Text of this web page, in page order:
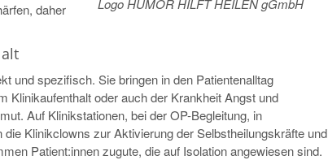
Logo HUMOR HILFT HEILEN gGmbH
daher
und spezifisch. Sie bringen in den Patientenalltag
Klinikaufenthalt oder auch der Krankheit Angst und
Auf Klinikstationen, bei der OP-Begleitung, in
Klinikclowns zur Aktivierung der Selbstheilungskräfte und
Patient:innen zugute, die auf Isolation angewiesen sind.